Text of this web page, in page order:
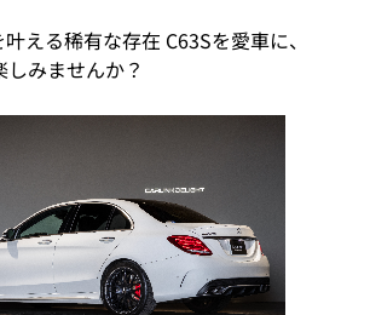
える稀有な存在 C63Sを愛車に、
みませんか？